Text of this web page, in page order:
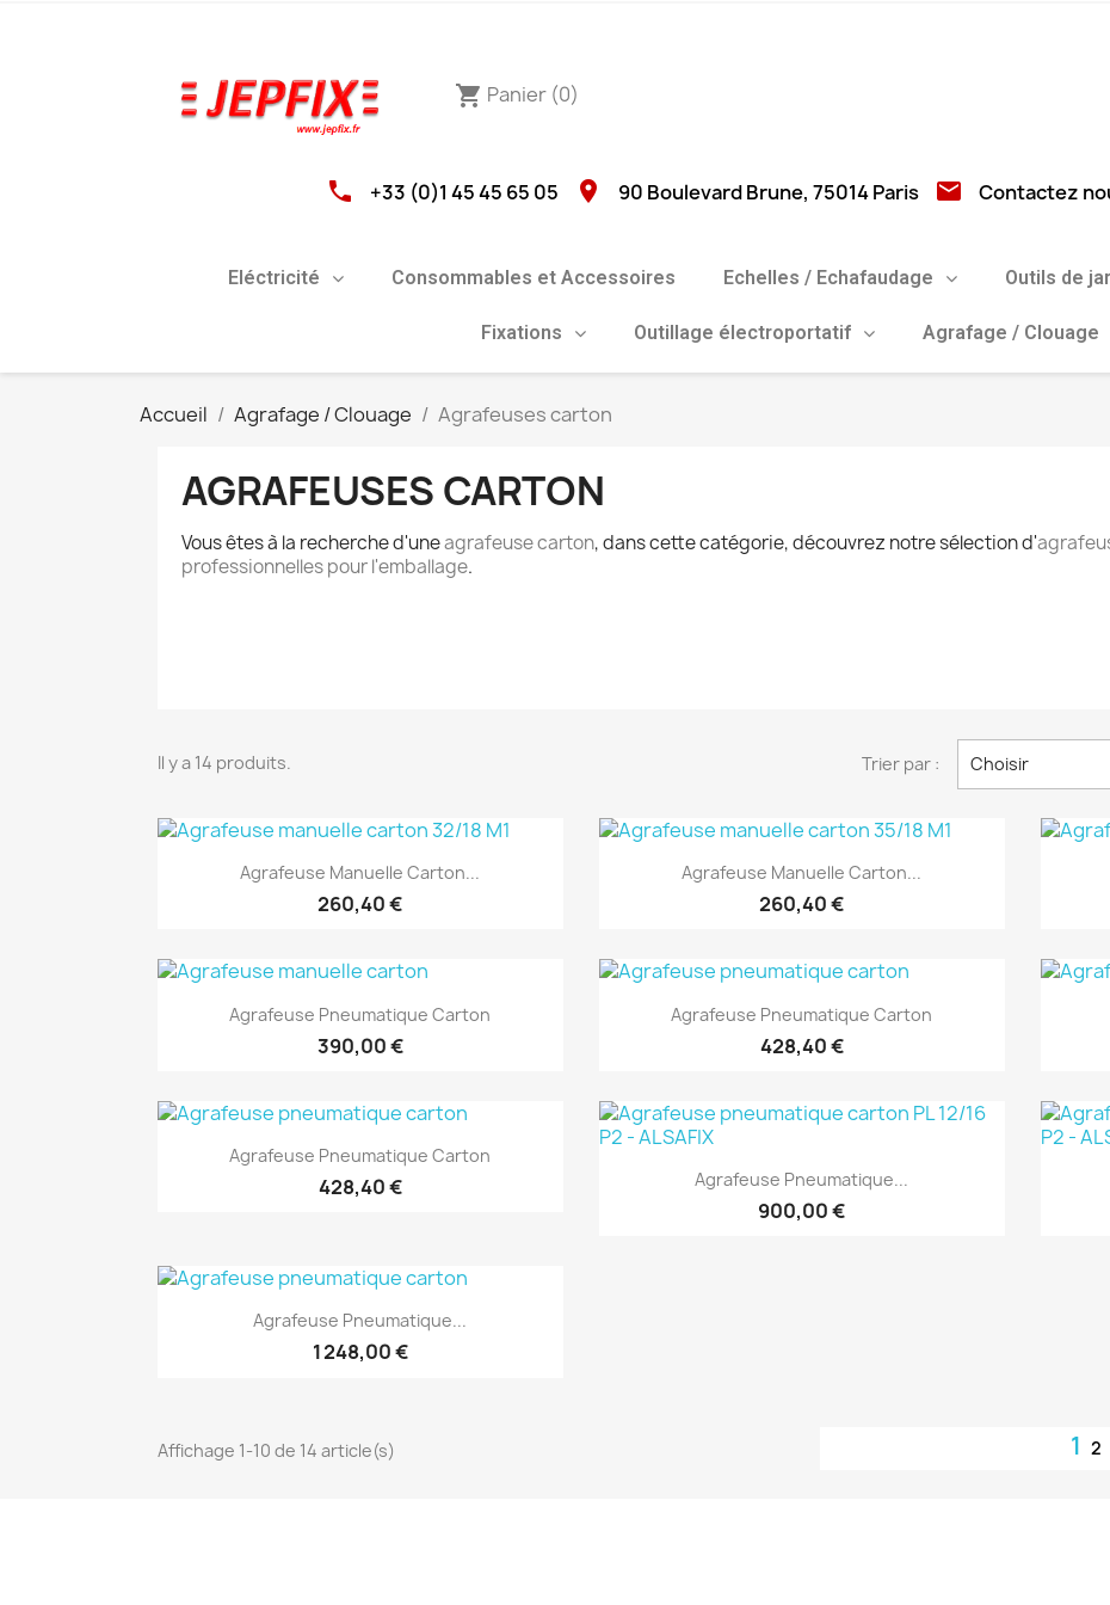
shopping_cart Panier (0)
phone +33 (0)1 45 45 65 05 location_on 90 Boulevard Brune, 75014 Paris email Contactez
Eléctricité Consommables et Accessoires Echelles / Echafaudage Outils de
Fixations Outillage électroportatif Agrafage / Clouage
Accueil Agrafage / Clouage Agrafeuses carton
AGRAFEUSES CARTON
Vous êtes à la recherche d'uneagrafeuse carton, dans cette catégorie, découvrez notre sélection d'
professionnelles pour l'emballage.
Il y a 14 produits. Trier par : Choisir
Aperçu rapide
Agrafeuse Manuelle Carton...
260,40 €
(1)
Aperçu rapide
Agrafeuse Manuelle Carton...
260,40 €
(1)
Aperçu rapide
Agrafeuse Pneumatique Carton
390,00 €
(1)
Aperçu rapide
Agrafeuse Pneumatique Carton
428,40 €
(1)
Aperçu rapide
Agrafeuse Pneumatique Carton
428,40 €
(1)
Aperçu rapide
Agrafeuse Pneumatique...
900,00 €
Aperçu rapide
Agrafeuse Pneumatique...
1 248,00 €
(1)
Affichage 1-10 de 14 article(s) 1 2